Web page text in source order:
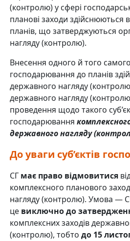
(контролю) у сфері
планові заходи здійснюються
планів, що затверджуються
нагляду (контролю).
Внесення одного й того самого
господарювання до планів
державного нагляду
державного нагляду
проведення щодо такого
господарювання
державного нагляду
До уваги суб’єктів
СГ має право відмовитися
комплексного планового
нагляду (контролю). Умова —
це виключно до
комплексних заходів
(контролю), тобто до 15